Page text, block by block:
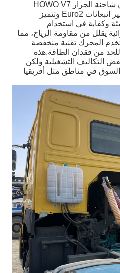
من حيث الصداقة للبيئة ، فإن شاحنة الجرار HOWO V7
Euro2 6x4 الجديدة تلبي معايير انبعاثات Euro2 وتتميز
وكفاية في استخدام
يقلل من مقاومة الرياح، مما
المحرك تقنية منخفضة
للحد من فقدان الطاقة.هذه
التكاليف التشغيلية ولكن
في مناطق مثل أفريقيا